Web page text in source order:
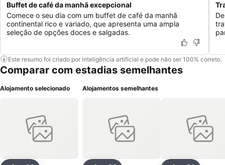
Buffet de café da manhã excepcional
Comece o seu dia com um buffet de café da manhã
continental rico e variado, que apresenta uma ampla
seleção de opções doces e salgadas.
Este resumo foi criado por inteligência artificial e pode não ser 100% correto.
Comparar com estadias semelhantes
Alojamento selecionado Alojamentos semelhantes